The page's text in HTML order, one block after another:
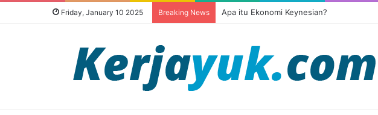
Friday, January 10 2025 Breaking News Apa itu Ekonomi Keynesian?